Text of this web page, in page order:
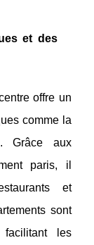
et des
offre un
comme la
. Grâce aux
paris, il
et
sont
les